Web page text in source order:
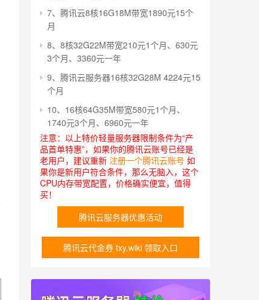
7、腾讯云8核16G18M带宽1890元15个
月
8、8核32G22M带宽210元1个月、630元
3个月、3360元一年
9、腾讯云服务器16核32G28M 4224元15
个月
10、16核64G35M带宽580元1个月、
1740元3个月、6960元一年
注意：以上特价轻量服务器限制条件为“产
品首单特惠”，如果你的腾讯云账号已经是
老用户，建议重新 注册一个腾讯云账号 如
果你是新用户符合条件，那么无脑入，这个
CPU内存带宽配置，价格确实便宜，值得
买！
腾讯云服务器优惠活动
腾讯云代金券 txy.wiki 领取入口